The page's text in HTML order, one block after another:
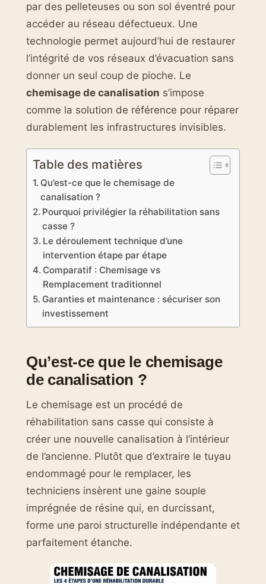
par des pelleteuses ou son sol éventré pour
accéder au réseau défectueux. Une
technologie permet aujourd’hui de restaurer
l’intégrité de vos réseaux d’évacuation sans
donner un seul coup de pioche. Le
chemisage de canalisation s’impose
comme la solution de référence pour réparer
durablement les infrastructures invisibles.
Table des matières
Qu’est-ce que le chemisage de
canalisation ?
Pourquoi privilégier la réhabilitation sans
casse ?
Le déroulement technique d’une
intervention étape par étape
Comparatif : Chemisage vs
Remplacement traditionnel
Garanties et maintenance : sécuriser son
investissement
Qu’est-ce que le chemisage
de canalisation ?
Le chemisage est un procédé de
réhabilitation sans casse qui consiste à
créer une nouvelle canalisation à l’intérieur
de l’ancienne. Plutôt que d’extraire le tuyau
endommagé pour le remplacer, les
techniciens insèrent une gaine souple
imprégnée de résine qui, en durcissant,
forme une paroi structurelle indépendante et
parfaitement étanche.